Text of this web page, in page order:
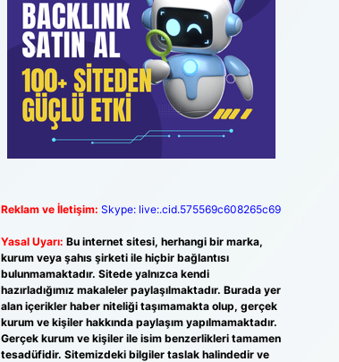
Reklam ve İletişim: Skype: live:.cid.575569c608265c69
Yasal Uyarı: Bu internet sitesi, herhangi bir marka,
kurum veya şahıs şirketi ile hiçbir bağlantısı
bulunmamaktadır. Sitede yalnızca kendi
hazırladığımız makaleler paylaşılmaktadır. Burada yer
alan içerikler haber niteliği taşımamakta olup, gerçek
kurum ve kişiler hakkında paylaşım yapılmamaktadır.
Gerçek kurum ve kişiler ile isim benzerlikleri tamamen
tesadüfidir. Sitemizdeki bilgiler taslak halindedir ve